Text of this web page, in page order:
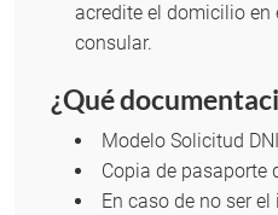
acredite el domicilio en
consular.
¿Qué
Modelo Solicitud
Copia de pasaporte
En caso de no ser